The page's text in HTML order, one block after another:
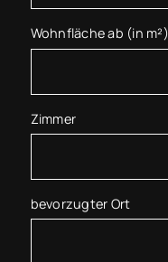
Wohnfläche ab (in m²)
Zimmer
bevorzugter Ort